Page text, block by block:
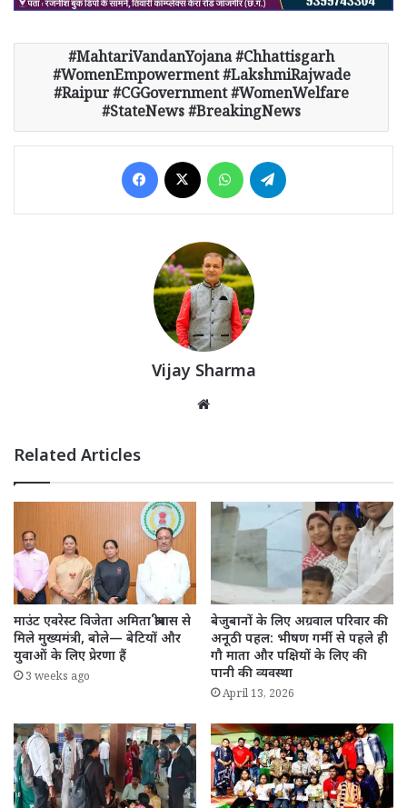
MahtariVandanYojana #Chhattisgarh
#WomenEmpowerment #LakshmiRajwade
#Raipur #CGGovernment #WomenWelfare
#StateNews #BreakingNews
Facebook WhatsApp
Vijay Sharma
Related Articles
माउंट एवरेस्ट विजेता अमिता श्रीवास से
मिले मुख्यमंत्री, बोले— बेटियों और
युवाओं के लिए प्रेरणा हैं
3 weeks ago
बेजुबानों के लिए अग्रवाल परिवार की
अनूठी पहल: भीषण गर्मी से पहले ही
गौ माता और पक्षियों के लिए की
पानी की व्यवस्था
April 13, 2026